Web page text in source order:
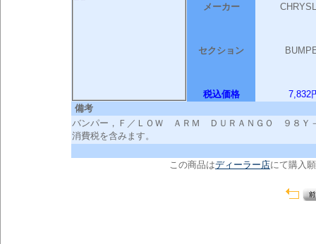
メーカー
セクション
税込価格
7,832
備考
バンパー，Ｆ／ＬＯＷ ＡＲＭ ＤＵＲＡＮＧＯ ９８Ｙ
消費税を含みます。
この商品はディーラー店にて購入